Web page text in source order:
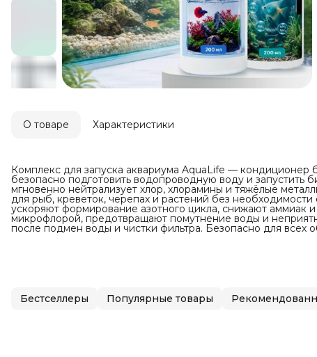
О товаре Характеристики
Комплекс для запуска аквариума AquaLife —
безопасно подготовить водопроводную воду и запустить
мгновенно нейтрализует хлор, хлорамины и тяжёлые
для рыб, креветок, черепах и растений без
ускоряют формирование азотного цикла, снижают аммиак
микрофлорой, предотвращают помутнение воды и
после подмен воды и чистки фильтра. Безопасно для всех
Бестселлеры Популярные товары